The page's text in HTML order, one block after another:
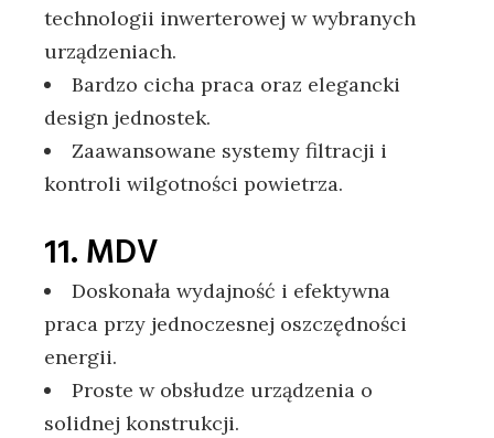
technologii inwerterowej w wybranych
urządzeniach.
Bardzo cicha praca oraz elegancki
design jednostek.
Zaawansowane systemy filtracji i
kontroli wilgotności powietrza.
11. MDV
Doskonała wydajność i efektywna
praca przy jednoczesnej oszczędności
energii.
Proste w obsłudze urządzenia o
solidnej konstrukcji.